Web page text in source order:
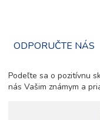
ODPORUČTE NÁS
Podeľte sa o pozitívnu
nás Vašim známym a